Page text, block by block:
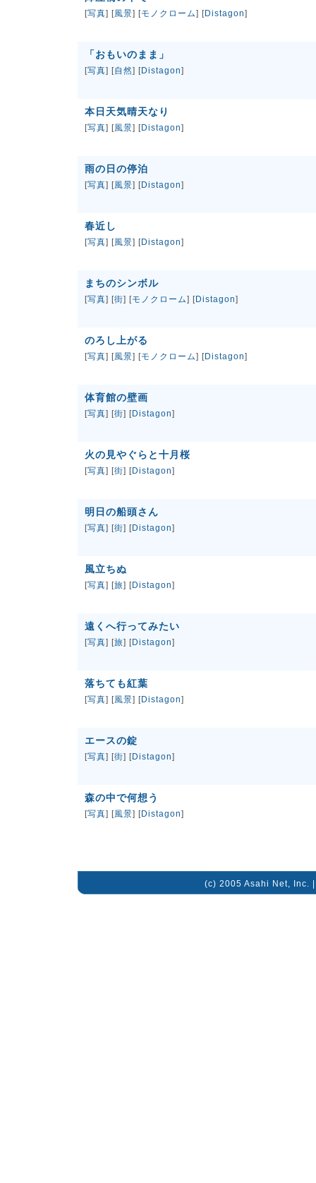
[写真] [風景] [モノクローム] [Distagon]
「おもいのまま」
[写真] [自然] [Distagon]
本日天気晴天なり
[写真] [風景] [Distagon]
雨の日の停泊
[写真] [風景] [Distagon]
春近し
[写真] [風景] [Distagon]
まちのシンボル
[写真] [街] [モノクローム] [Distagon]
のろし上がる
[写真] [風景] [モノクローム] [Distagon]
体育館の壁画
[写真] [街] [Distagon]
火の見やぐらと十月桜
[写真] [街] [Distagon]
明日の船頭さん
[写真] [街] [Distagon]
風立ちぬ
[写真] [旅] [Distagon]
遠くへ行ってみたい
[写真] [旅] [Distagon]
落ちても紅葉
[写真] [風景] [Distagon]
エースの錠
[写真] [街] [Distagon]
森の中で何想う
[写真] [風景] [Distagon]
(c) 2005 Asahi Net, Inc.